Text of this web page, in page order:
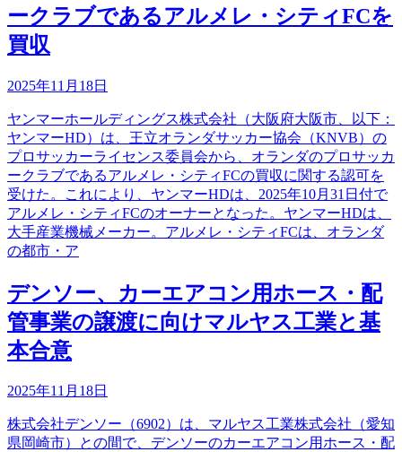
ークラブであるアルメレ・シティFCを
買収
2025年11月18日
ヤンマーホールディングス株式会社（大阪府大阪市、以下：
ヤンマーHD）は、王立オランダサッカー協会（KNVB）の
プロサッカーライセンス委員会から、オランダのプロサッカ
ークラブであるアルメレ・シティFCの買収に関する認可を
受けた。これにより、ヤンマーHDは、2025年10月31日付で
アルメレ・シティFCのオーナーとなった。ヤンマーHDは、
大手産業機械メーカー。アルメレ・シティFCは、オランダ
の都市・ア
デンソー、カーエアコン用ホース・配
管事業の譲渡に向けマルヤス工業と基
本合意
2025年11月18日
株式会社デンソー（6902）は、マルヤス工業株式会社（愛知
県岡崎市）との間で、デンソーのカーエアコン用ホース・配